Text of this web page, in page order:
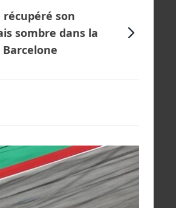
récupéré son
sombre dans la